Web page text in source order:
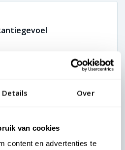
Details Over
van cookies
content en advertenties te
aankomst het vakantiegevoel
parken zetten direct de juiste
zijn zeer tevreden over de